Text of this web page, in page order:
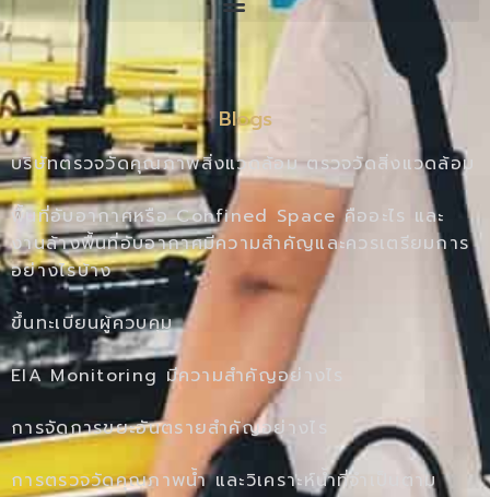
Blogs
บริษัทตรวจวัดคุณภาพสิ่งแวดล้อม ตรวจวัดสิ่งแวดล้อม
พื้นที่อับอากาศหรือ Confined Space คืออะไร และ
งานล้างพื้นที่อับอากาศมีความสำคัญและควรเตรียมการ
อย่างไรบ้าง
ขึ้นทะเบียนผู้ควบคุม
EIA Monitoring มีความสำคัญอย่างไร
การจัดการขยะอันตรายสำคัญอย่างไร
การตรวจวัดคุณภาพน้ำ และวิเคราะห์น้ำที่จำเป็นตาม